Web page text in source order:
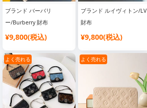
ブランド バーバリ
ー/Burberry 財布
¥9,800(税込)
ブランド ルイヴィトン/LV
財布
¥9,800(税込)
よく売れる よく売れる